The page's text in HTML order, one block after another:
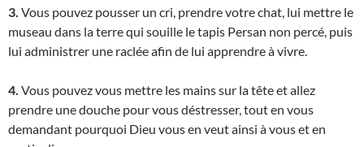
3. Vous pouvez pousser un cri, prendre votre chat, lui mettre le
museau dans la terre qui souille le tapis Persan non percé, puis
lui administrer une raclée afin de lui apprendre à vivre.
4. Vous pouvez vous mettre les mains sur la tête et allez
prendre une douche pour vous déstresser, tout en vous
demandant pourquoi Dieu vous en veut ainsi à vous et en